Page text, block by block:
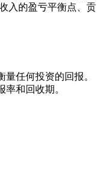
入的盈亏平衡点、贡
任何投资的回报。
和回收期。